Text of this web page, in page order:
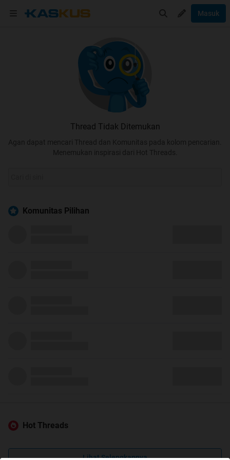
Masuk
Thread Tidak Ditemukan
Agan dapat mencari Thread dan Komunitas pada kolom pencarian.
Menemukan inspirasi dari Hot Threads.
Komunitas Pilihan
Hot Threads
Lihat Selengkapnya